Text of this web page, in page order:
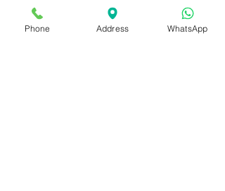
Добавить в корзину
Phone Address WhatsApp